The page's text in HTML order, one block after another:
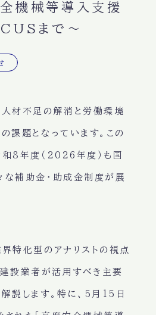
機械等導入支援
まで～
人材不足の解消と労働環境
課題となっています。この
8年度（2026年度）も国
補助金・助成金制度が展
特化型のアナリストの視点
設業者が活用すべき主要
説します。特に、5月15日